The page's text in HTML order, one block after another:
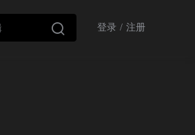
 登录 / 注册